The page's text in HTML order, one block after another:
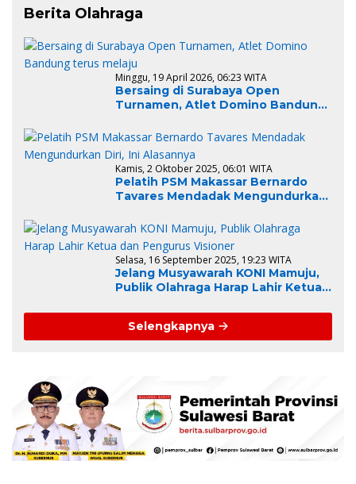
Berita Olahraga
Minggu, 19 April 2026, 06:23 WITA
Bersaing di Surabaya Open
Turnamen, Atlet Domino Bandung
Kamis, 2 Oktober 2025, 06:01 WITA
Pelatih PSM Makassar Bernardo
Tavares Mendadak Mengundurkan
Selasa, 16 September 2025, 19:23 WITA
Jelang Musyawarah KONI Mamuju,
Publik Olahraga Harap Lahir Ketua
Selengkapnya